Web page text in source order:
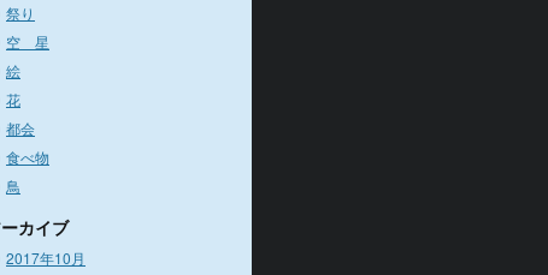
祭り
空 星
絵
花
都会
食べ物
鳥
カイブ
2017年10月